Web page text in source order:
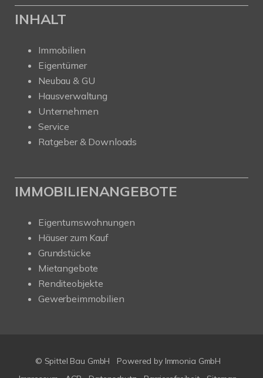
INHALT
Immobilien
Eigentümer
Neubau & GU
Hausverwaltung
Unternehmen
Service
Ratgeber & Downloads
IMMOBILIENANGEBOTE
Eigentumswohnungen
Häuser zum Kauf
Grundstücke
Mietangebote
Renditeobjekte
Gewerbeimmobilien
© Spittel Bau GmbH Powered by Immonia GmbH